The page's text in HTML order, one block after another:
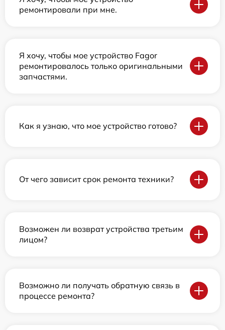
ремонтировали при мне.
Я хочу, чтобы мое устройство Fagor
ремонтировалось только оригинальными
запчастями.
Как я узнаю, что мое устройство готово?
От чего зависит срок ремонта техники?
Возможен ли возврат устройства третьим
лицом?
Возможно ли получать обратную связь в
процессе ремонта?